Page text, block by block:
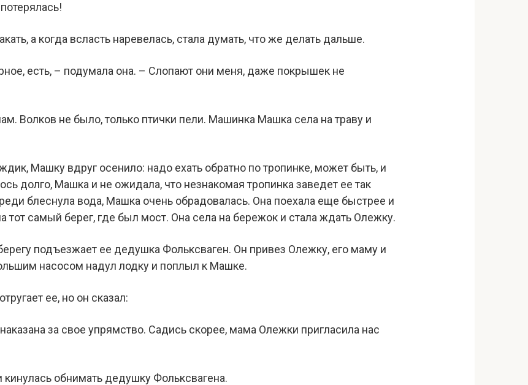
а когда всласть наревелась, стала думать, что же делать дальше.
есть, – подумала она. – Слопают они меня, даже покрышек не
Волков не было, только птички пели. Машинка Машка села на траву и
Машку вдруг осенило: надо ехать обратно по тропинке, может быть, и
долго, Машка и не ожидала, что незнакомая тропинка заведет ее так
блеснула вода, Машка очень обрадовалась. Она поехала еще быстрее и
тот самый берег, где был мост. Она села на бережок и стала ждать Олежку.
подъезжает ее дедушка Фольксваген. Он привез Олежку, его маму и
насосом надул лодку и поплыл к Машке.
ее, но он сказал:
за свое упрямство. Садись скорее, мама Олежки пригласила нас
обнимать дедушку Фольксвагена.